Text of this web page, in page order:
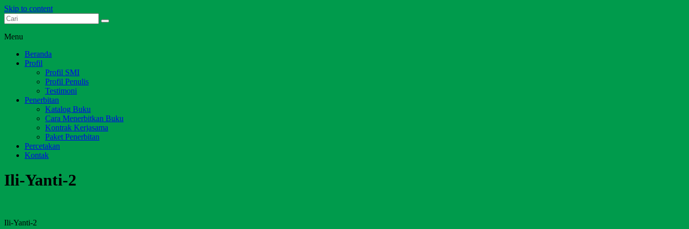
Skip to content
Dari Jambi untuk Indonesia
Menu
Beranda
Profil
Profil SMI
Profil Penulis
Testimoni
Penerbitan
Katalog Buku
Cara Menerbitkan Buku
Kontrak Kerjasama
Paket Penerbitan
Percetakan
Kontak
Ili-Yanti-2
Ili-Yanti-2